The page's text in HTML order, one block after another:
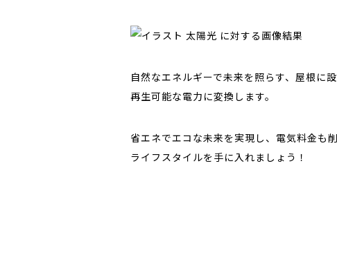
自然なエネルギーで未来を照らす、屋根に
再生可能な電力に変換します。
省エネでエコな未来を実現し、電気料金も
ライフスタイルを手に入れましょう！